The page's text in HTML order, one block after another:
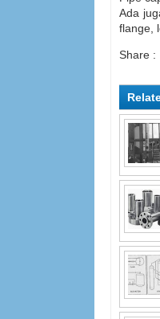
Ada
flange,
Share :